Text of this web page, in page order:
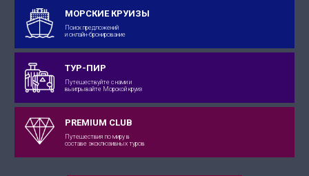
МОРСКИЕ КРУИЗЫ
Поиск предложений
и онлайн-бронирование
ТУР-ПИР
Путешествуйте с нами и
выигрывайте Морской круиз
PREMIUM CLUB
Путешествия по миру в
составе эксклюзивных туров